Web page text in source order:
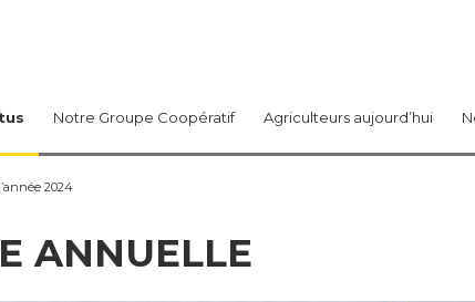
Notre Groupe Coopératif Agriculteurs aujourd’hui
2024
ANNUELLE